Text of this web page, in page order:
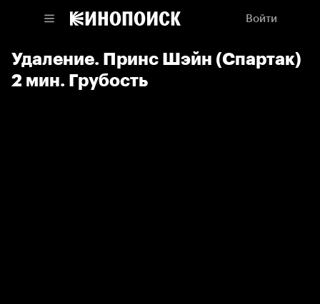
Войти
Удаление. Принс Шэйн (Спартак)
2 мин. Грубость